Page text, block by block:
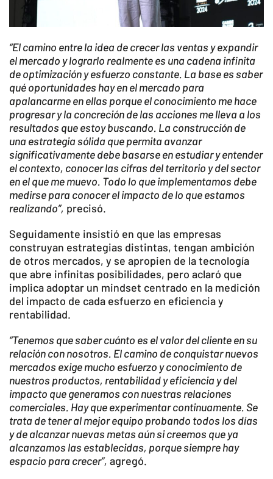
“El camino entre la idea de crecer las ventas y expandir
el mercado y lograrlo realmente es una cadena infinita
de optimización y esfuerzo constante. La base es saber
qué oportunidades hay en el mercado para
apalancarme en ellas porque el conocimiento me hace
progresar y la concreción de las acciones me lleva a los
resultados que estoy buscando. La construcción de
una estrategia sólida que permita avanzar
significativamente debe basarse en estudiar y entender
el contexto, conocer las cifras del territorio y del sector
en el que me muevo. Todo lo que implementamos debe
medirse para conocer el impacto de lo que estamos
realizando”, precisó.
Seguidamente insistió en que las empresas
construyan estrategias distintas, tengan ambición
de otros mercados, y se apropien de la tecnología
que abre infinitas posibilidades, pero aclaró que
implica adoptar un mindset centrado en la medición
del impacto de cada esfuerzo en eficiencia y
rentabilidad.
“Tenemos que saber cuánto es el valor del cliente en su
relación con nosotros. El camino de conquistar nuevos
mercados exige mucho esfuerzo y conocimiento de
nuestros productos, rentabilidad y eficiencia y del
impacto que generamos con nuestras relaciones
comerciales. Hay que experimentar continuamente. Se
trata de tener al mejor equipo probando todos los días
y de alcanzar nuevas metas aún si creemos que ya
alcanzamos las establecidas, porque siempre hay
espacio para crecer”, agregó.